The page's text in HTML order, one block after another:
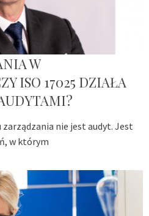
W
ISO 17025 DZIAŁA
nie jest audyt. Jest
w którym